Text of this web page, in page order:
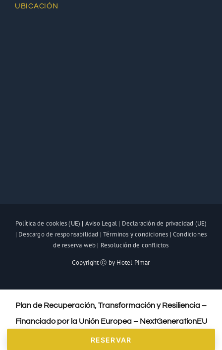
UBICACIÓN
Política de cookies (UE) | Aviso Legal| Declaración de privacidad (UE)
| Descargo de responsabilidad |Términos y condiciones | Condiciones
de reserva web | Resolución de conflictos
Copyright Ⓒ by Hotel Pimar
Plan de Recuperación, Transformación y Resiliencia –
Financiado por la Unión Europea – NextGenerationEU